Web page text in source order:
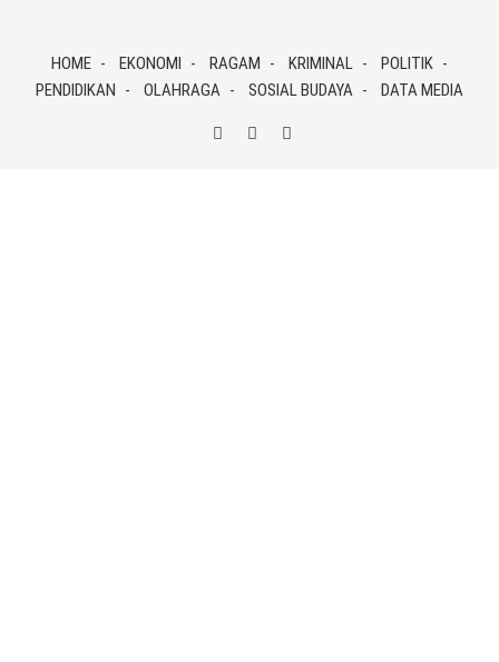
contentHOME EKONOMI RAGAM KRIMINAL
POLITIK
PENDIDIKAN
OLAHRAGA SOSIAL BUDAYA DATA MEDIA